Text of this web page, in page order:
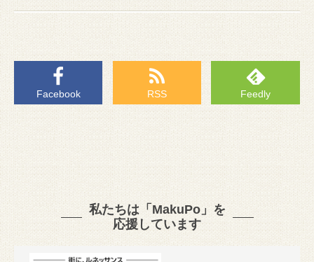
Facebook RSS Feedly
私たちは「MakuPo」を
応援しています